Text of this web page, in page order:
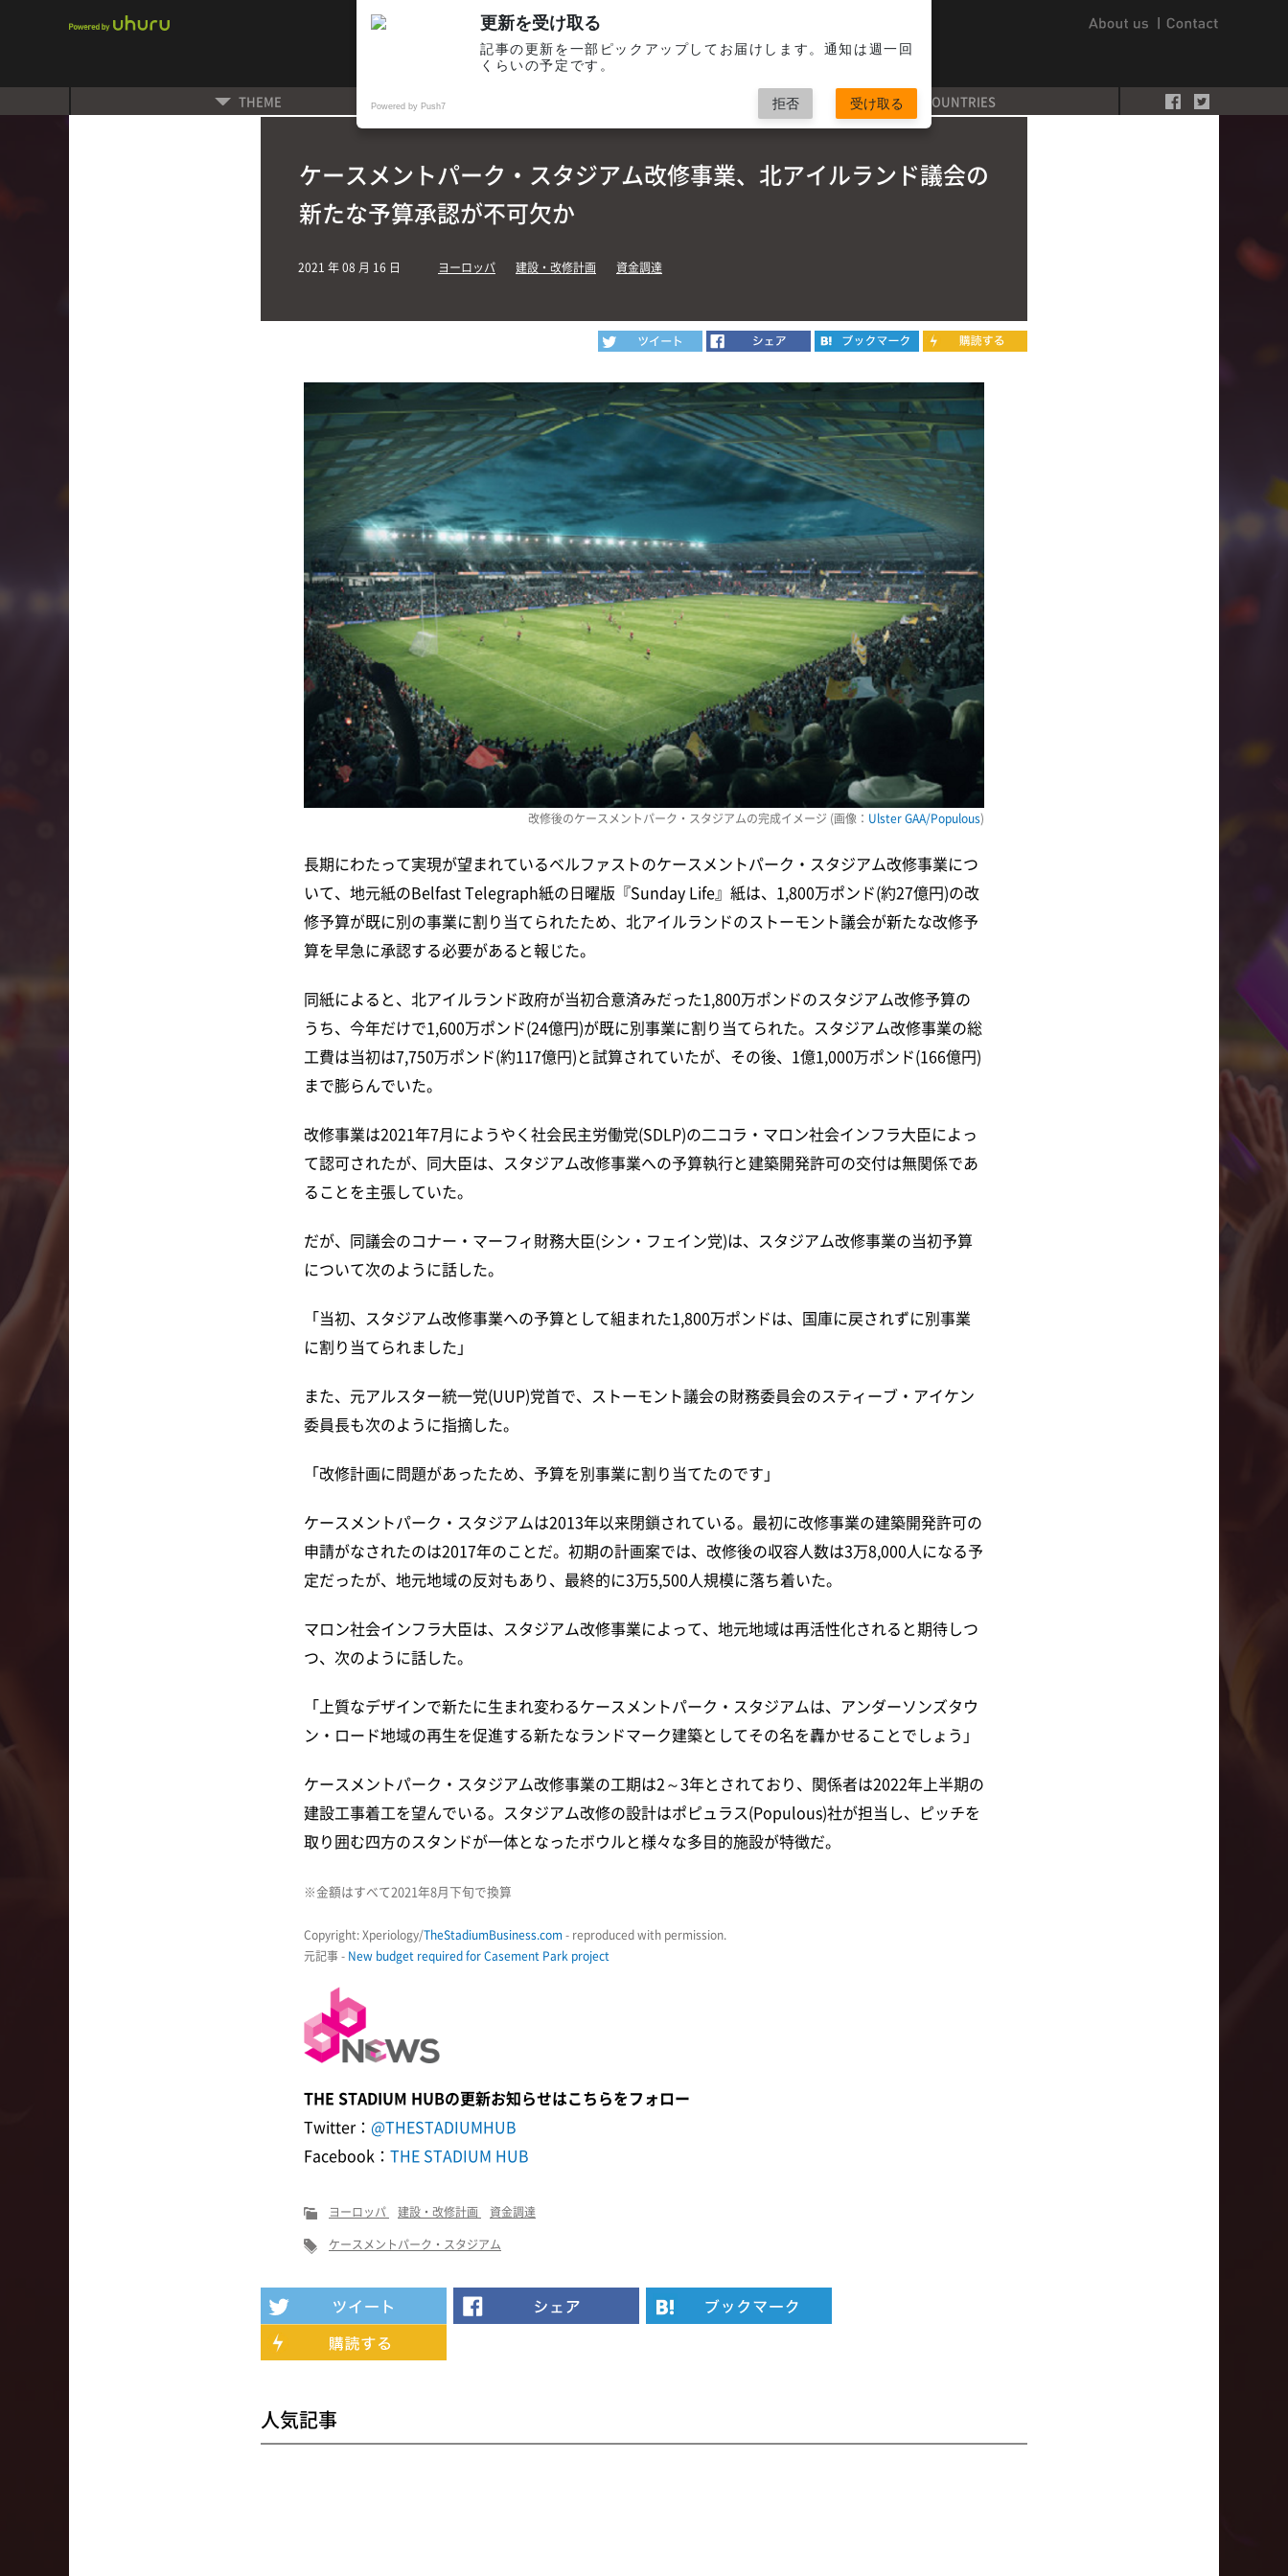
THEME COUNTRIES
ケースメントパーク・スタジアム改修事業、北アイルランド議会の
新たな予算承認が不可欠か
2021 年 08 月 16 日 ヨーロッパ 建設・改修計画 資金調達
改修後のケースメントパーク・スタジアムの完成イメージ (画像： Ulster GAA/Populous)
長期にわたって実現が望まれているベルファストのケースメントパーク・スタジアム改修事業につ
いて、地元紙のBelfast Telegraph紙の日曜版『Sunday Life』紙は、1,800万ポンド(約27億円)の改
修予算が既に別の事業に割り当てられたため、北アイルランドのストーモント議会が新たな改修予
算を早急に承認する必要があると報じた。
同紙によると、北アイルランド政府が当初合意済みだった1,800万ポンドのスタジアム改修予算の
うち、今年だけで1,600万ポンド(24億円)が既に別事業に割り当てられた。スタジアム改修事業の総
工費は当初は7,750万ポンド(約117億円)と試算されていたが、その後、1億1,000万ポンド(166億円)
まで膨らんでいた。
改修事業は2021年7月にようやく社会民主労働党(SDLP)の二コラ・マロン社会インフラ大臣によっ
て認可されたが、同大臣は、スタジアム改修事業への予算執行と建築開発許可の交付は無関係であ
ることを主張していた。
だが、同議会のコナー・マーフィ財務大臣(シン・フェイン党)は、スタジアム改修事業の当初予算
について次のように話した。
「当初、スタジアム改修事業への予算として組まれた1,800万ポンドは、国庫に戻されずに別事業
に割り当てられました」
また、元アルスター統一党(UUP)党首で、ストーモント議会の財務委員会のスティーブ・アイケン
委員長も次のように指摘した。
「改修計画に問題があったため、予算を別事業に割り当てたのです」
ケースメントパーク・スタジアムは2013年以来閉鎖されている。最初に改修事業の建築開発許可の
申請がなされたのは2017年のことだ。初期の計画案では、改修後の収容人数は3万8,000人になる予
定だったが、地元地域の反対もあり、最終的に3万5,500人規模に落ち着いた。
マロン社会インフラ大臣は、スタジアム改修事業によって、地元地域は再活性化されると期待しつ
つ、次のように話した。
「上質なデザインで新たに生まれ変わるケースメントパーク・スタジアムは、アンダーソンズタウ
ン・ロード地域の再生を促進する新たなランドマーク建築としてその名を轟かせることでしょう」
ケースメントパーク・スタジアム改修事業の工期は2～3年とされており、関係者は2022年上半期の
建設工事着工を望んでいる。スタジアム改修の設計はポピュラス(Populous)社が担当し、ピッチを
取り囲む四方のスタンドが一体となったボウルと様々な多目的施設が特徴だ。
※金額はすべて2021年8月下旬で換算
Copyright: Xperiology/TheStadiumBusiness.com - reproduced with permission.
元記事 - New budget required for Casement Park project
THE STADIUM HUBの更新お知らせはこちらをフォロー
Twitter： @THESTADIUMHUB
Facebook： THE STADIUM HUB
ヨーロッパ 建設・改修計画
資金調達
ケースメントパーク・スタジアム
更新を受け取る
記事の更新を一部ピックアップしてお届けします。通知は週一回
くらいの予定です。
Powered by Push7 拒否 受け取る